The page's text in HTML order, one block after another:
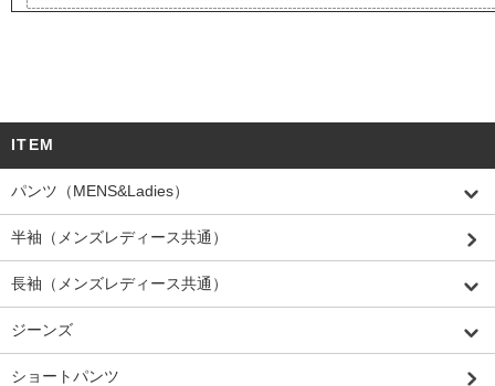
ITEM
パンツ（MENS&Ladies）
半袖（メンズレディース共通）
長袖（メンズレディース共通）
ジーンズ
ショートパンツ